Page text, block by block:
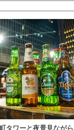
タワーと夜景見なが